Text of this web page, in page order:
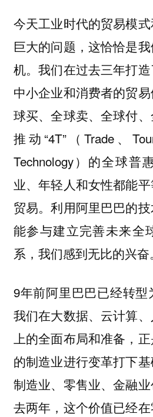
今天工业时代的贸易模
巨大的问题，这恰恰是
机。我们在过去三年打
中小企业和消费者的贸
球买、全球卖、全球付、
推动“4T”（Trade、
Technology）的全球普
业、年轻人和女性都能
贸易。利用阿里巴巴的
能参与建立完善未来全
系，我们感到无比的兴奋。
9年前阿里巴巴已经转型
我们在大数据、云计算
上的全面布局和准备，
的制造业进行变革打下
制造业、零售业、金融
去两年，这个价值已经